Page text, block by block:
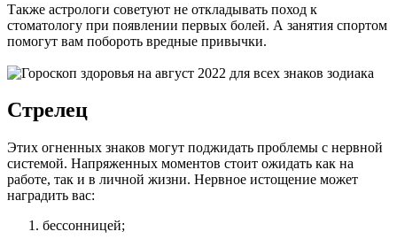
Также астрологи советуют не откладывать поход к
стоматологу при появлении первых болей. А занятия спортом
помогут вам побороть вредные привычки.
Стрелец
Этих огненных знаков могут поджидать проблемы с нервной
системой. Напряженных моментов стоит ожидать как на
работе, так и в личной жизни. Нервное истощение может
наградить вас:
бессонницей;